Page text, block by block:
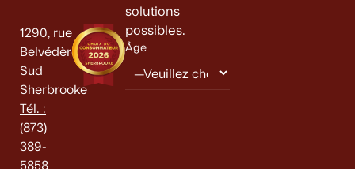
1290, rue
Belvédère
Sud
Sherbrooke
Tél. :
(873)
389-
5858
solutions
possibles.
Âge